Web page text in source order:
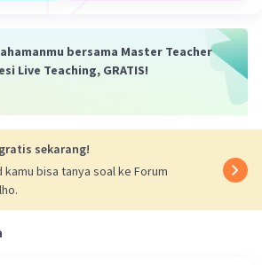
bersama Master Teacher
Live Teaching, GRATIS!
sekarang!
kamu bisa tanya soal ke Forum